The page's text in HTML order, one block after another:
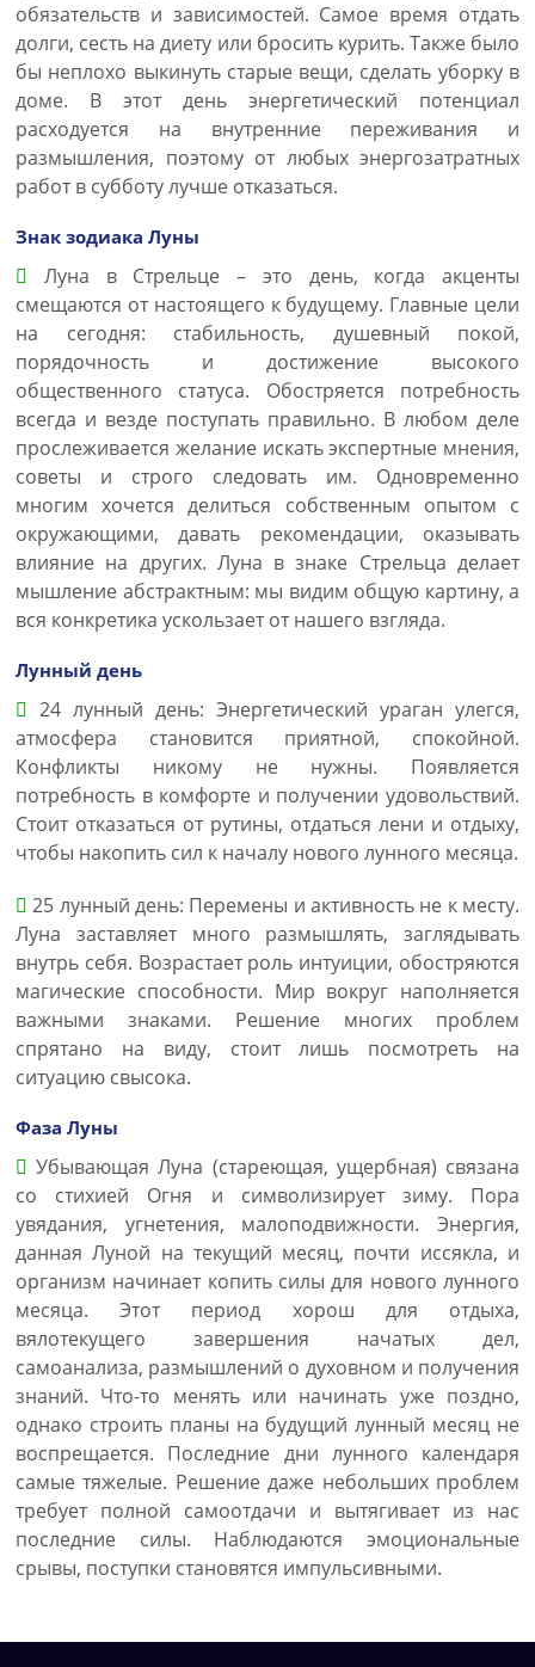
обязательств и зависимостей. Самое время отдать
долги, сесть на диету или бросить курить. Также было
бы неплохо выкинуть старые вещи, сделать уборку в
доме. В этот день энергетический потенциал
расходуется на внутренние переживания и
размышления, поэтому от любых энергозатратных
работ в субботу лучше отказаться.
Знак зодиака Луны
Луна в Стрельце – это день, когда акценты
смещаются от настоящего к будущему. Главные цели
на сегодня: стабильность, душевный покой,
порядочность и достижение высокого
общественного статуса. Обостряется потребность
всегда и везде поступать правильно. В любом деле
прослеживается желание искать экспертные мнения,
советы и строго следовать им. Одновременно
многим хочется делиться собственным опытом с
окружающими, давать рекомендации, оказывать
влияние на других. Луна в знаке Стрельца делает
мышление абстрактным: мы видим общую картину, а
вся конкретика ускользает от нашего взгляда.
Лунный день
24 лунный день: Энергетический ураган улегся,
атмосфера становится приятной, спокойной.
Конфликты никому не нужны. Появляется
потребность в комфорте и получении удовольствий.
Стоит отказаться от рутины, отдаться лени и отдыху,
чтобы накопить сил к началу нового лунного месяца.
25 лунный день: Перемены и активность не к месту.
Луна заставляет много размышлять, заглядывать
внутрь себя. Возрастает роль интуиции, обостряются
магические способности. Мир вокруг наполняется
важными знаками. Решение многих проблем
спрятано на виду, стоит лишь посмотреть на
ситуацию свысока.
Фаза Луны
Убывающая Луна (стареющая, ущербная) связана
со стихией Огня и символизирует зиму. Пора
увядания, угнетения, малоподвижности. Энергия,
данная Луной на текущий месяц, почти иссякла, и
организм начинает копить силы для нового лунного
месяца. Этот период хорош для отдыха,
вялотекущего завершения начатых дел,
самоанализа, размышлений о духовном и получения
знаний. Что-то менять или начинать уже поздно,
однако строить планы на будущий лунный месяц не
воспрещается. Последние дни лунного календаря
самые тяжелые. Решение даже небольших проблем
требует полной самоотдачи и вытягивает из нас
последние силы. Наблюдаются эмоциональные
срывы, поступки становятся импульсивными.